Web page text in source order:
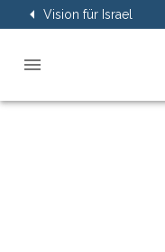
Vision für Israel